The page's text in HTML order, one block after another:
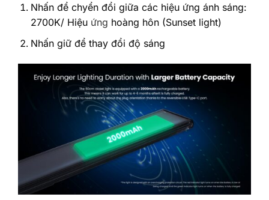
Nhấn để chyển đổi giữa các hiệu ứng ánh sáng:
2700K/ Hiệu ứng hoàng hôn (Sunset light)
Nhấn giữ để thay đổi độ sáng